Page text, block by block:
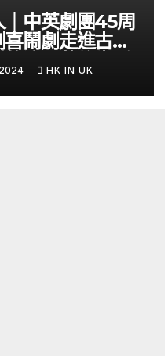
｜中英劇團45周
鬧劇走進古怪
演員幕後生活
HK IN UK